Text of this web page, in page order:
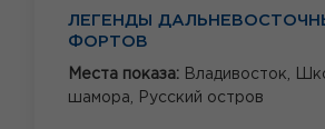
ЛЕГЕНДЫ
ФОРТОВ
Места показа: Владивосток,
шамора,
Русский остров